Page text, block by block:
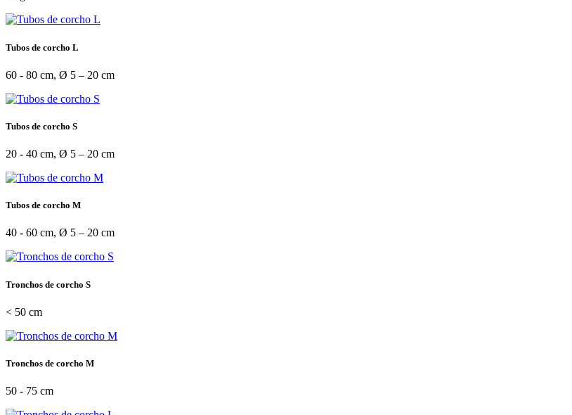
Tubos de corcho L
60 - 80 cm, Ø 5 – 20 cm
Tubos de corcho S
20 - 40 cm, Ø 5 – 20 cm
Tubos de corcho M
40 - 60 cm, Ø 5 – 20 cm
Tronchos de corcho S
< 50 cm
Tronchos de corcho M
50 - 75 cm